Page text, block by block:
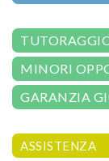
MINORI
GARANZIA
ASSISTENZA